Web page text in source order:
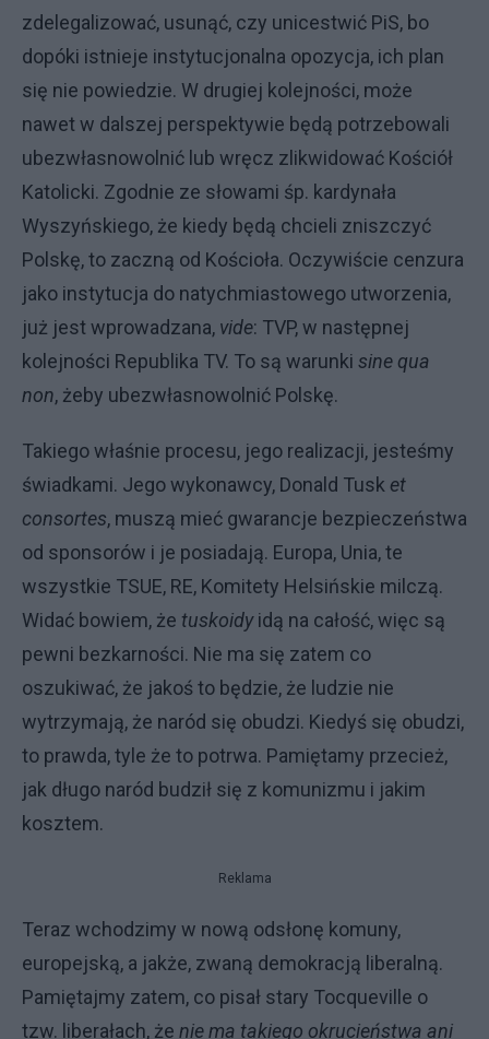
zdelegalizować, usunąć, czy unicestwić PiS, bo
dopóki istnieje instytucjonalna opozycja, ich plan
się nie powiedzie. W drugiej kolejności, może
nawet w dalszej perspektywie będą potrzebowali
ubezwłasnowolnić lub wręcz zlikwidować Kościół
Katolicki. Zgodnie ze słowami śp. kardynała
Wyszyńskiego, że kiedy będą chcieli zniszczyć
Polskę, to zaczną od Kościoła. Oczywiście cenzura
jako instytucja do natychmiastowego utworzenia,
już jest wprowadzana, vide: TVP, w następnej
kolejności Republika TV. To są warunki sine qua
non, żeby ubezwłasnowolnić Polskę.
Takiego właśnie procesu, jego realizacji, jesteśmy
świadkami. Jego wykonawcy, Donald Tusk et
consortes, muszą mieć gwarancje bezpieczeństwa
od sponsorów i je posiadają. Europa, Unia, te
wszystkie TSUE, RE, Komitety Helsińskie milczą.
Widać bowiem, że tuskoidyidą na całość, więc są
pewni bezkarności. Nie ma się zatem co
oszukiwać, że jakoś to będzie, że ludzie nie
wytrzymają, że naród się obudzi. Kiedyś się obudzi,
to prawda, tyle że to potrwa. Pamiętamy przecież,
jak długo naród budził się z komunizmu i jakim
kosztem.
Reklama
Teraz wchodzimy w nową odsłonę komuny,
europejską, a jakże, zwaną demokracją liberalną.
Pamiętajmy zatem, co pisał stary Tocqueville o
tzw. liberałach, że nie ma takiego okrucieństwa ani